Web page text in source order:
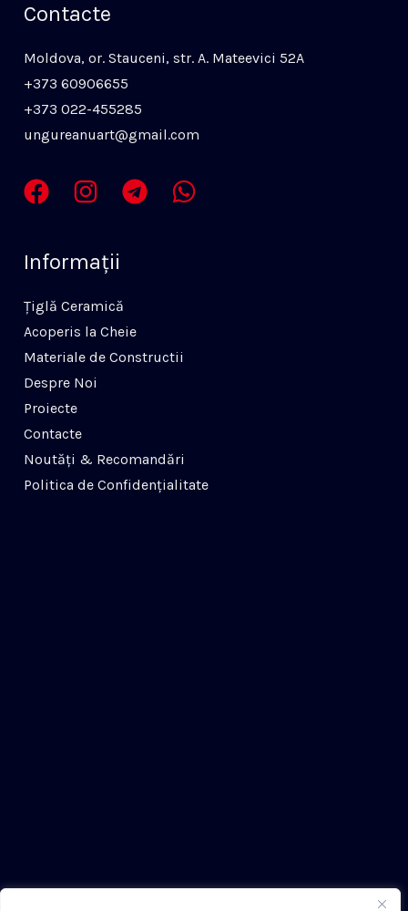
Contacte
Moldova, or. Stauceni, str. A. Mateevici 52A
+373 60906655
+373 022-455285
ungureanuart@gmail.com
Informaţii
Ţiglă Ceramică
Acoperis la Cheie
Materiale de Constructii
Despre Noi
Proiecte
Contacte
Noutăți & Recomandări
Politica de Confidenţialitate